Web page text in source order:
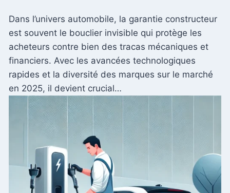
Dans l’univers automobile, la garantie constructeur
est souvent le bouclier invisible qui protège les
acheteurs contre bien des tracas mécaniques et
financiers. Avec les avancées technologiques
rapides et la diversité des marques sur le marché
en 2025, il devient crucial…